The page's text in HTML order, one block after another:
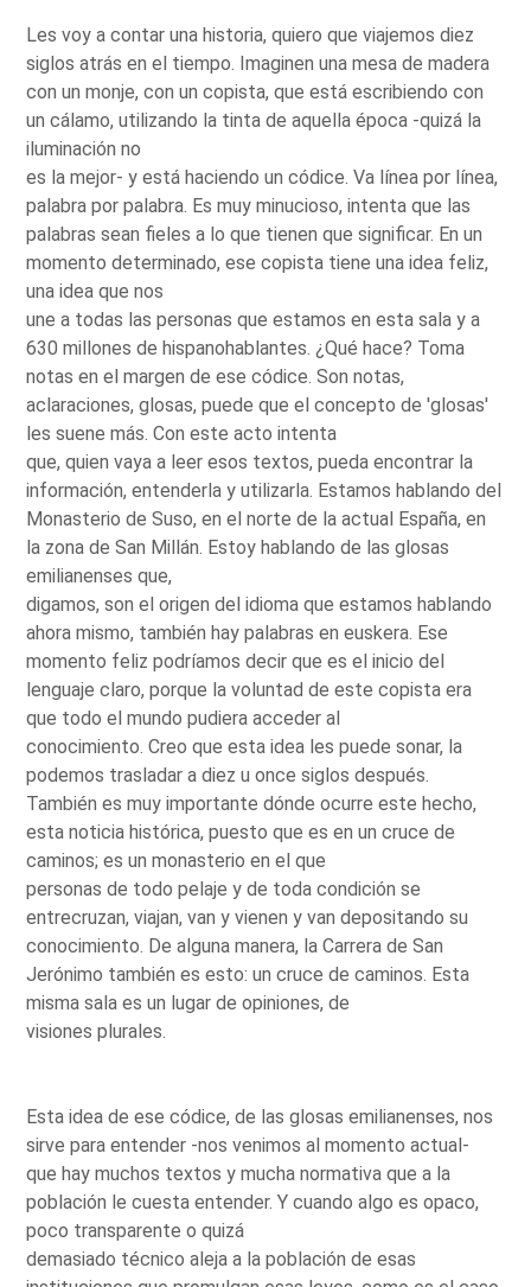
Les voy a contar una historia, quiero que viajemos diez
siglos atrás en el tiempo. Imaginen una mesa de madera
con un monje, con un copista, que está escribiendo con
un cálamo, utilizando la tinta de aquella época -quizá la
iluminación no
es la mejor- y está haciendo un códice. Va línea por línea,
palabra por palabra. Es muy minucioso, intenta que las
palabras sean fieles a lo que tienen que significar. En un
momento determinado, ese copista tiene una idea feliz,
una idea que nos
une a todas las personas que estamos en esta sala y a
630 millones de hispanohablantes. ¿Qué hace? Toma
notas en el margen de ese códice. Son notas,
aclaraciones, glosas, puede que el concepto de 'glosas'
les suene más. Con este acto intenta
que, quien vaya a leer esos textos, pueda encontrar la
información, entenderla y utilizarla. Estamos hablando del
Monasterio de Suso, en el norte de la actual España, en
la zona de San Millán. Estoy hablando de las glosas
emilianenses que,
digamos, son el origen del idioma que estamos hablando
ahora mismo, también hay palabras en euskera. Ese
momento feliz podríamos decir que es el inicio del
lenguaje claro, porque la voluntad de este copista era
que todo el mundo pudiera acceder al
conocimiento. Creo que esta idea les puede sonar, la
podemos trasladar a diez u once siglos después.
También es muy importante dónde ocurre este hecho,
esta noticia histórica, puesto que es en un cruce de
caminos; es un monasterio en el que
personas de todo pelaje y de toda condición se
entrecruzan, viajan, van y vienen y van depositando su
conocimiento. De alguna manera, la Carrera de San
Jerónimo también es esto: un cruce de caminos. Esta
misma sala es un lugar de opiniones, de
visiones plurales.
Esta idea de ese códice, de las glosas emilianenses, nos
sirve para entender -nos venimos al momento actual-
que hay muchos textos y mucha normativa que a la
población le cuesta entender. Y cuando algo es opaco,
poco transparente o quizá
demasiado técnico aleja a la población de esas